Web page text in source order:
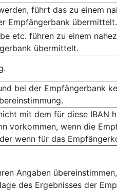
führt das zu einem
Empfängerbank übermittelt.
etc. führen zu einem
übermittelt.
bei der Empfängerbank
mit dem für diese IBAN
vorkommen, wenn die
wenn für das
Angaben
des Ergebnisses der